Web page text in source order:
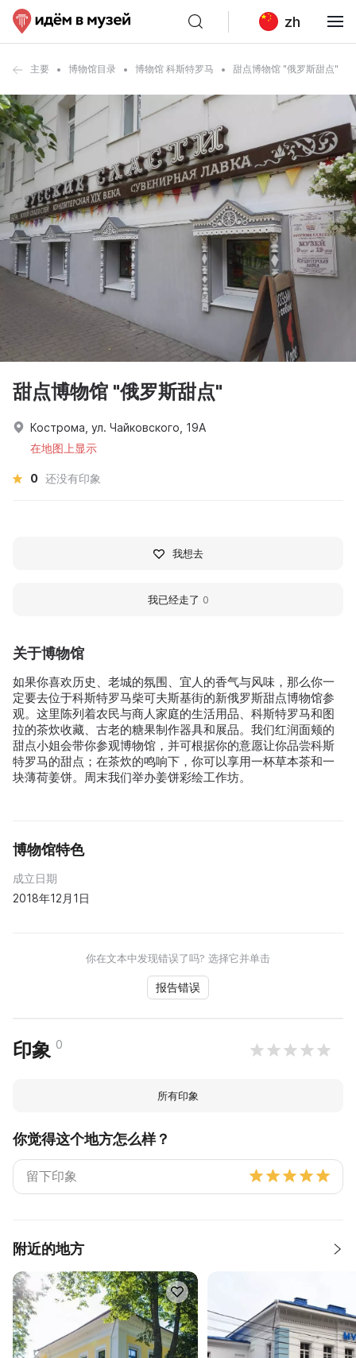
zh
主要 博物馆目录 博物馆 科斯特罗马 甜点博物馆 "俄罗斯甜点"
关于博物馆
如果你喜欢历史、老城的氛围、宜人的香气与风味，那么你一
定要去位于科斯特罗马柴可夫斯基街的新俄罗斯甜点博物馆参
观。这里陈列着农民与商人家庭的生活用品、科斯特罗马和图
拉的茶炊收藏、古老的糖果制作器具和展品。我们红润面颊的
甜点小姐会带你参观博物馆，并可根据你的意愿让你品尝科斯
特罗马的甜点；在茶炊的鸣响下，你可以享用一杯草本茶和一
块薄荷姜饼。周末我们举办姜饼彩绘工作坊。
博物馆特色
成立日期
2018年12月1日
你在文本中发现错误了吗? 选择它并单击
报告错误
印象 0
所有印象
你觉得这个地方怎么样？
附近的地方
甜点博物馆 "俄罗斯甜点"
Кострома, ул. Чайковского, 19А
在地图上显示
0 还没有印象
我想去
我已经走了 0